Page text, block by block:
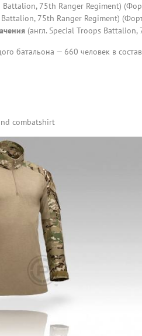
Battalion, 75th Ranger Regiment)
Battalion, 75th Ranger Regiment)
(англ. Special Troops
батальона — 660 человек в
combatshirt